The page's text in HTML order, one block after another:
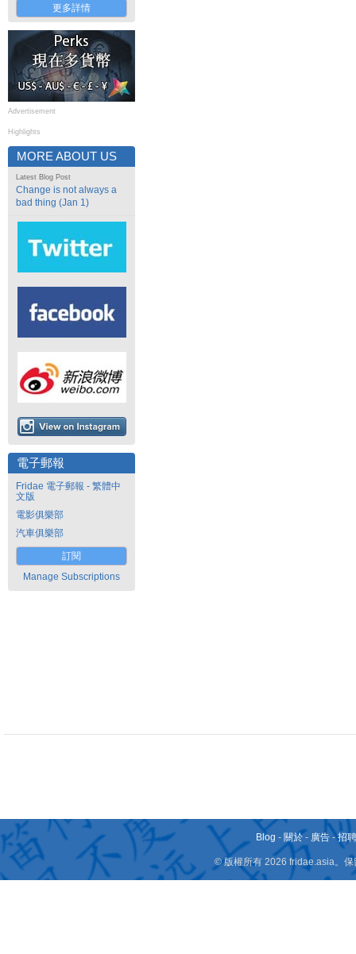
更多詳情
Advertisement
Highlights
MORE ABOUT US
Latest Blog Post
Change is not always a
bad thing (Jan 1)
電子郵報
Fridae 電子郵報 - 繁體中
文版
電影俱樂部
汽車俱樂部
訂閱
Manage Subscriptions
Blog - 關於 - 廣告 -招
© 版權所有 2026 fridae.asia。